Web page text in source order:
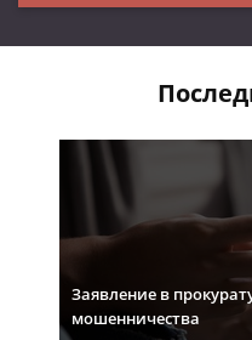
Заявление в
мошенничества